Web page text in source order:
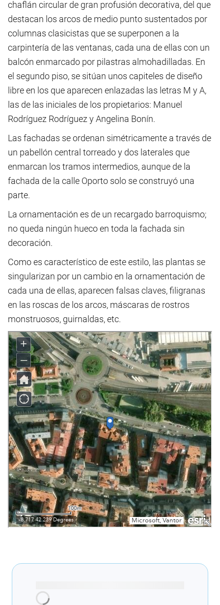
chaflán circular de gran profusión decorativa, del que
destacan los arcos de medio punto sustentados por
columnas clasicistas que se superponen a la
carpintería de las ventanas, cada una de ellas con un
balcón enmarcado por pilastras almohadilladas. En
el segundo piso, se sitúan unos capiteles de diseño
libre en los que aparecen enlazadas las letras M y A,
las de las iniciales de los propietarios: Manuel
Rodríguez Rodríguez y Angelina Bonín.
Las fachadas se ordenan simétricamente a través de
un pabellón central torreado y dos laterales que
enmarcan los tramos intermedios, aunque de la
fachada de la calle Oporto solo se construyó una
parte.
La ornamentación es de un recargado barroquismo;
no queda ningún hueco en toda la fachada sin
decoración.
Como es característico de este estilo, las plantas se
singularizan por un cambio en la ornamentación de
cada una de ellas, aparecen falsas claves, filigranas
en las roscas de los arcos, máscaras de rostros
monstruosos, guirnaldas, etc.
Cargando recomendaciones